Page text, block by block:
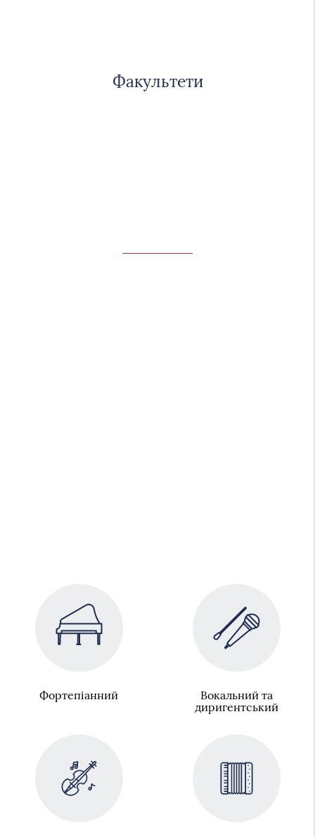
Факультети
Фортепіанний
Вокальний та
диригентський